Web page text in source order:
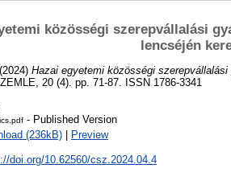
közösségi szerepvállalási
lencséjén
(2024) Hazai egyetemi közösségi
20 (4). pp. 71-87. ISSN 1786-3341
- Published Version
(236kB)
Preview
doi.org/10.62560/csz.2024.04.4